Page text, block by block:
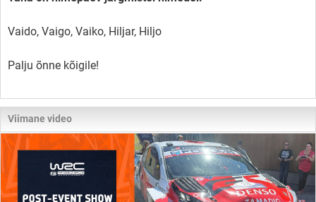
Vaido, Vaigo, Vaiko, Hiljar, Hiljo
Palju õnne kõigile!
Viimane video